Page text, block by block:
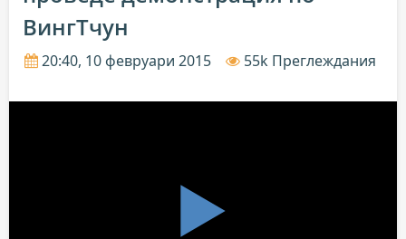
ВингТчун
20:40, 10 февруари 2015 55k Преглеждания